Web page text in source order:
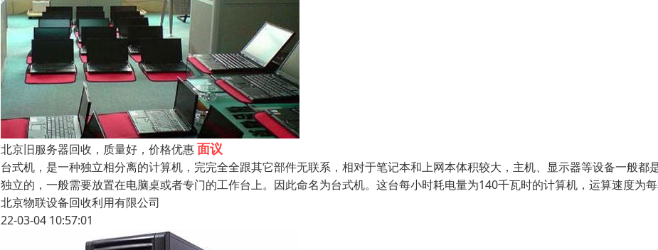
北京旧服务器回收，质量好，价格优惠面议
台式机，是一种独立相分离的计算机，完完全全跟其它部件无联系，相对于笔记本和上网本体积较大，主机、显示器等设备一般都
独立的，一般需要放置在电脑桌或者专门的工作台上。因此命名为台式机。这台每小时耗电量为140千瓦时的计算机，运算速度为
北京物联设备回收利用有限公司
22-03-04 10:57:01